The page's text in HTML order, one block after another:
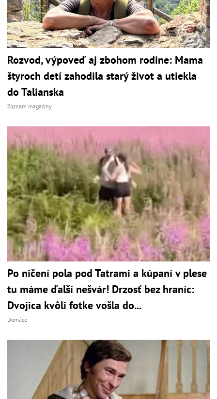
Rozvod, výpoveď aj zbohom rodine: Mama
štyroch detí zahodila starý život a utiekla
do Talianska
Zoznam magazíny
Po ničení pola pod Tatrami a kúpaní v plese
tu máme ďalší nešvár! Drzosť bez hraníc:
Dvojica kvôli fotke vošla do...
Domáce